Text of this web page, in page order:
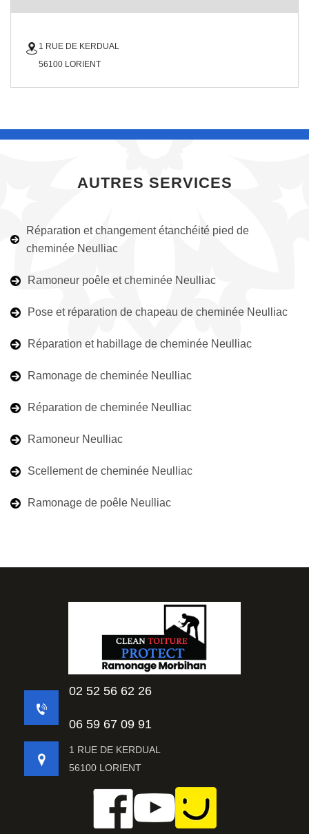
1 RUE DE KERDUAL
56100 LORIENT
AUTRES SERVICES
Réparation et changement étanchéité pied de
cheminée Neulliac
Ramoneur poêle et cheminée Neulliac
Pose et réparation de chapeau de cheminée Neulliac
Réparation et habillage de cheminée Neulliac
Ramonage de cheminée Neulliac
Réparation de cheminée Neulliac
Ramoneur Neulliac
Scellement de cheminée Neulliac
Ramonage de poêle Neulliac
02 52 56 62 26
06 59 67 09 91
1 RUE DE KERDUAL
56100 LORIENT